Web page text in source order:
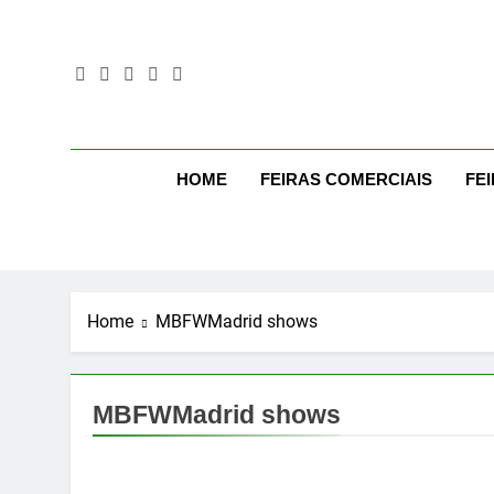
HOME FEIRAS COMERCIAIS
Home MBFWMadrid shows
MBFWMadrid shows